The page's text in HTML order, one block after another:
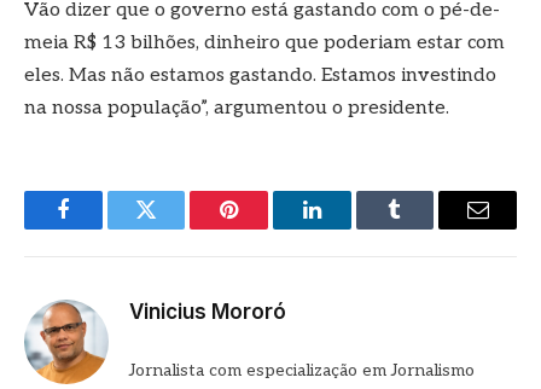
Vão dizer que o governo está gastando com o pé-de-
meia R$ 13 bilhões, dinheiro que poderiam estar com
eles. Mas não estamos gastando. Estamos investindo
na nossa população”, argumentou o presidente.
FacebookTwitter Pinterest LinkedInTumblr
E-
Vinicius Mororó
Jornalista com especialização em Jornalismo